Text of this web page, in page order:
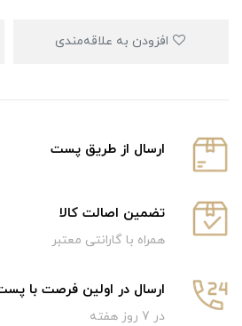
ارسال از طریق پست
تضمین اصالت کالا
همراه با گارانتی معتبر
ارسال در اولین فرصت با
در 7 روز هفته